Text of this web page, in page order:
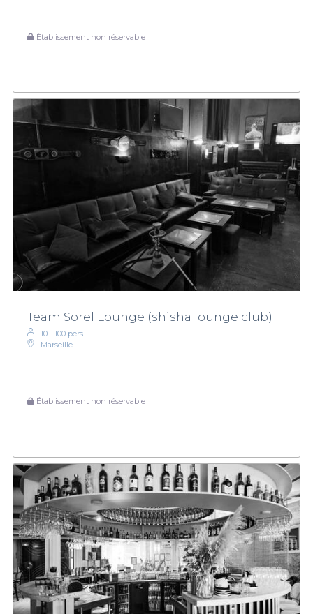
Établissement non réservable
Team Sorel Lounge (shisha lounge club)
10 - 100 pers.
Marseille
Établissement non réservable